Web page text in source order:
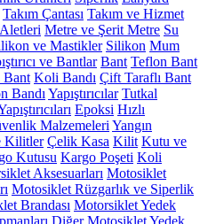
Takım Çantası Takım ve Hizmet
Metre ve Şerit Metre Su
ve Mastikler Silikon Mum
ve Bantlar Bant Teflon Bant
Bant Koli Bandı Çift Taraflı Bant
Bandı Yapıştırıcılar Tutkal
Epoksi Hızlı
Malzemeleri Yangın
Kilitler Çelik Kasa Kilit Kutu ve
Kutusu Kargo Poşeti Koli
Aksesuarları Motosiklet
Motosiklet Rüzgarlık ve Siperlik
Brandası Motorsiklet Yedek
Diğer Motosiklet Yedek